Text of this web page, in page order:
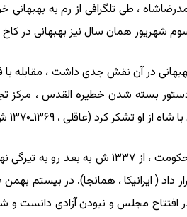
، طی تلگرافی از رم به
در آن نقش جدی داشت ، مقابله با
بسته شدن خطیره القدس ، مرکز
روابط بهبهانی با حکومت ،
در افتتاح مجلس و نبودن آزادی دانست